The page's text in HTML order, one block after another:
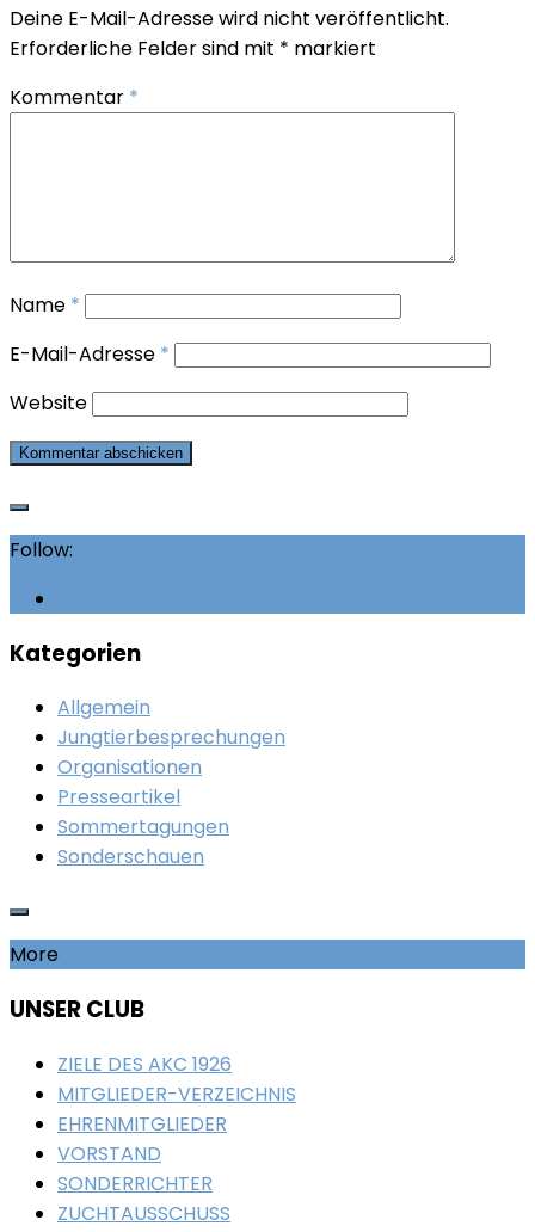
Deine E-Mail-Adresse wird nicht veröffentlicht.
Erforderliche Felder sind mit * markiert
Kommentar *
Name *
E-Mail-Adresse *
Website
Follow:
Kategorien
Allgemein
Jungtierbesprechungen
Organisationen
Presseartikel
Sommertagungen
Sonderschauen
More
UNSER CLUB
ZIELE DES AKC 1926
MITGLIEDER-VERZEICHNIS
EHRENMITGLIEDER
VORSTAND
SONDERRICHTER
ZUCHTAUSSCHUSS